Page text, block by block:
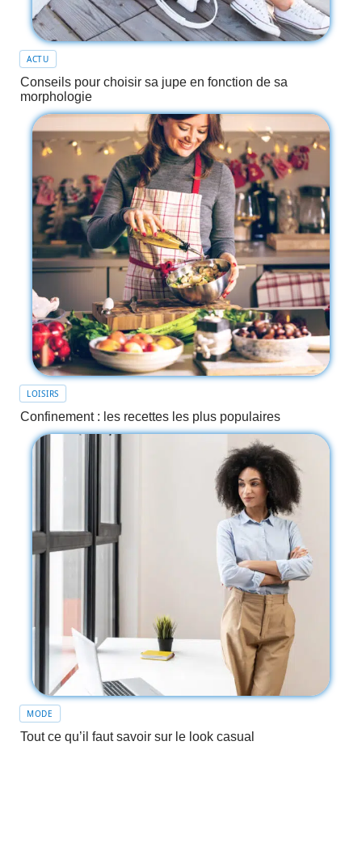
ACTU
Conseils pour choisir sa jupe en fonction de sa
morphologie
LOISIRS
Confinement : les recettes les plus populaires
MODE
Tout ce qu’il faut savoir sur le look casual